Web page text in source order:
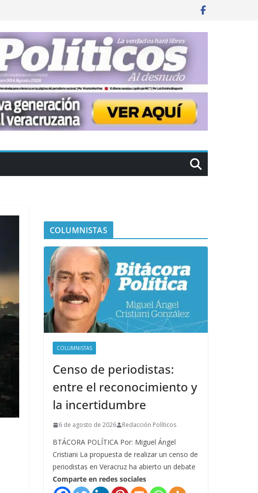
COLUMNISTAS
COLUMNISTAS
Censo de periodistas:
entre el reconocimiento y
la incertidumbre
6 de agosto de 2026 Redacción Políticos
BTÁCORA POLÍTICA Por: Miguel Ángel
Cristiani La propuesta de realizar un censo de
periodistas en Veracruz ha abierto un debate
Comparte en redes sociales